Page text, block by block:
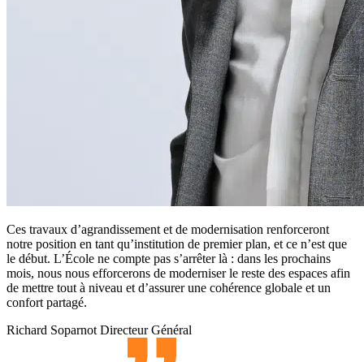
Ces travaux d’agrandissement et de modernisation renforceront
notre position en tant qu’institution de premier plan, et ce n’est que
le début. L’École ne compte pas s’arrêter là : dans les prochains
mois, nous nous efforcerons de moderniser le reste des espaces afin
de mettre tout à niveau et d’assurer une cohérence globale et un
confort partagé.
Richard Soparnot Directeur Général